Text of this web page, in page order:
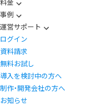
料金
事例
運営サポート
ログイン
資料請求
無料お試し
導入を検討中の方へ
制作・開発会社の方へ
お知らせ